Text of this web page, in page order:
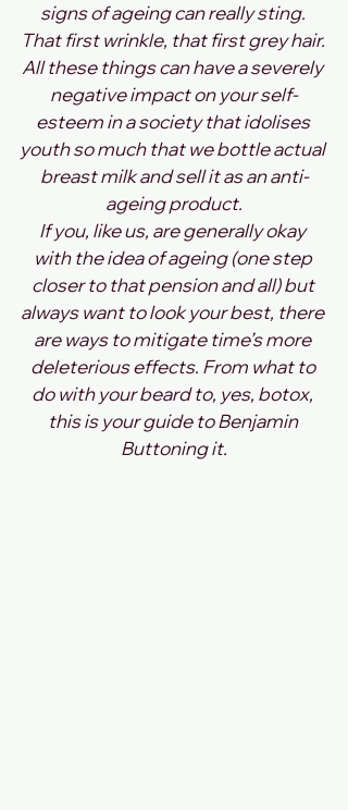
signs of ageing can really sting.
That first wrinkle, that first grey hair.
All these things can have a severely
negative impact on your self-
esteem in a society that idolises
youth so much that we bottle actual
breast milk and sell it as an anti-
ageing product.
If you, like us, are generally okay
with the idea of ageing (one step
closer to that pension and all) but
always want to look your best, there
are ways to mitigate time’s more
deleterious effects. From what to
do with your beard to, yes, botox,
this is your guide to Benjamin
Buttoning it.